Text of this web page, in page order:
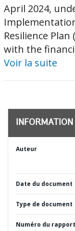
April 2024,
Resilience
with the
Voir la suite
INFORMATION
Auteur
Date du document
Type de document
Numéro du rapport